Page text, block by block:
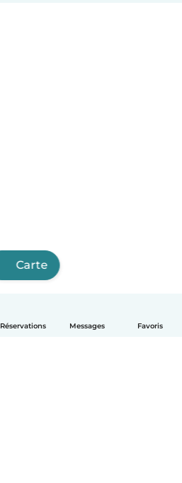
Réservations Messages Favoris
Carte